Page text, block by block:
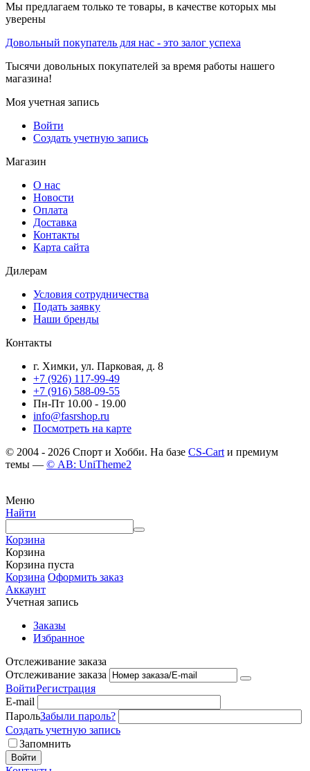
Мы предлагаем только те товары, в качестве которых мы
уверены
Довольный покупатель для нас - это залог успеха
Тысячи довольных покупателей за время работы нашего
магазина!
Моя учетная запись
Войти
Создать учетную запись
Магазин
О нас
Новости
Оплата
Доставка
Контакты
Карта сайта
Дилерам
Условия сотрудничества
Подать заявку
Наши бренды
Контакты
г. Химки, ул. Парковая, д. 8
+7 (926) 117-99-49
+7 (916) 588-09-55
Пн-Пт 10.00 - 19.00
info@fasrshop.ru
Посмотреть на карте
© 2004 - 2026 Спорт и Хобби. На базе CS-Cart и премиум
темы — © AB: UniTheme2
Меню
Найти
Корзина
Корзина
Корзина пуста
Корзина Оформить заказ
Аккаунт
Учетная запись
Заказы
Избранное
Отслеживание заказа
Отслеживание заказа
ВойтиРегистрация
E-mail
ПарольЗабыли пароль?
Создать учетную запись
Запомнить
Войти